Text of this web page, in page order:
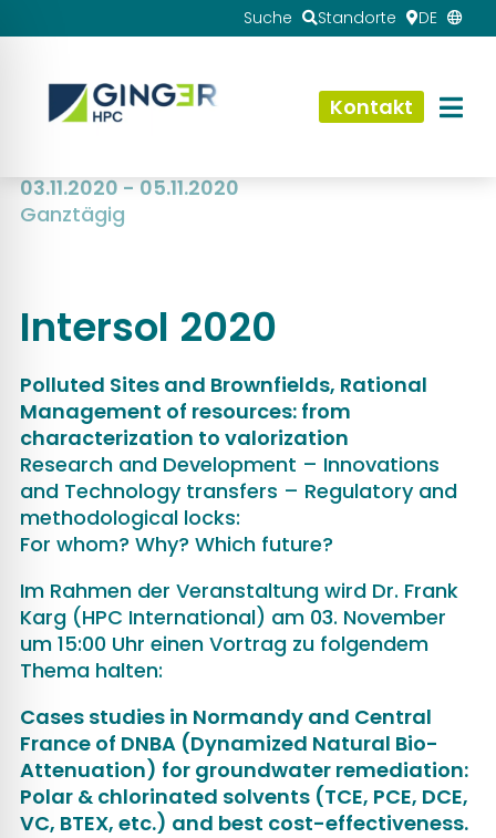
Suche Standorte DE
Kontakt
03.11.2020 - 05.11.2020
Ganztägig
Intersol 2020
Polluted Sites and Brownfields, Rational
Management of resources: from
characterization to valorization
Research and Development – Innovations
and Technology transfers – Regulatory and
methodological locks:
For whom? Why? Which future?
Im Rahmen der Veranstaltung wird Dr. Frank
Karg (HPC International) am 03. November
um 15:00 Uhr einen Vortrag zu folgendem
Thema halten:
Cases studies in Normandy and Central
France of DNBA (Dynamized Natural Bio-
Attenuation) for groundwater remediation:
Polar & chlorinated solvents (TCE, PCE, DCE,
VC, BTEX, etc.) and best cost-effectiveness.